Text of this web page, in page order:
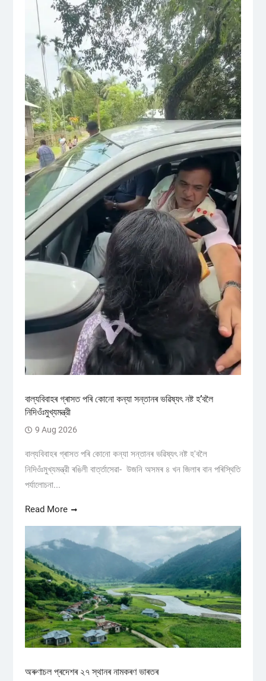
বাল্যবিবাহৰ গ্ৰাসত পৰি কোনো কন্যা সন্তানৰ ভৱিষ্যৎ নষ্ট হ’বলৈ
নিদিওঁঃমুখ্যমন্ত্রী
9 Aug 2026
বাল্যবিবাহৰ গ্ৰাসত পৰি কোনো কন্যা সন্তানৰ ভৱিষ্যৎ নষ্ট হ'বলৈ
নিদিওঁঃমুখ্যমন্ত্রী ৰঙিলী বাৰ্ত্তাসেৱা- উজনি অসমৰ ৪ খন জিলাৰ বান পৰিস্থিতি
পৰ্যালোচনা...
Read More
অৰুণাচল প্ৰদেশৰ ২৭ স্থানৰ নামকৰণ ভাৰতৰ